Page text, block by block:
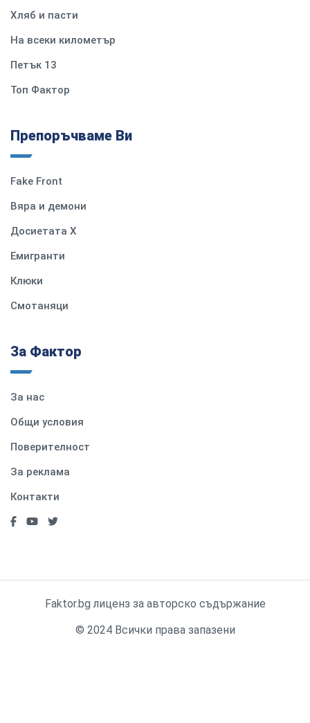
Хляб и пасти
На всеки километър
Петък 13
Топ Фактор
Препоръчваме Ви
Fake Front
Вяра и демони
Досиетата Х
Емигранти
Клюки
Смотаняци
За Фактор
За нас
Общи условия
Поверителност
За реклама
Контакти
Faktor.bg лиценз за авторско съдържание
© 2024 Всички права запазени